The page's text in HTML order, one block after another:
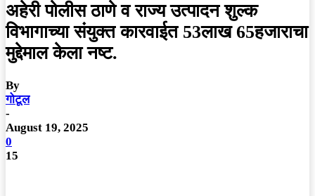
अहेरी पोलीस ठाणे व राज्य उत्पादन शुल्क
विभागाच्या संयुक्त कारवाईत 53लाख 65हजाराचा
मुद्देमाल केला नष्ट.
By
गोटूल
-
August 19, 2025
0
15